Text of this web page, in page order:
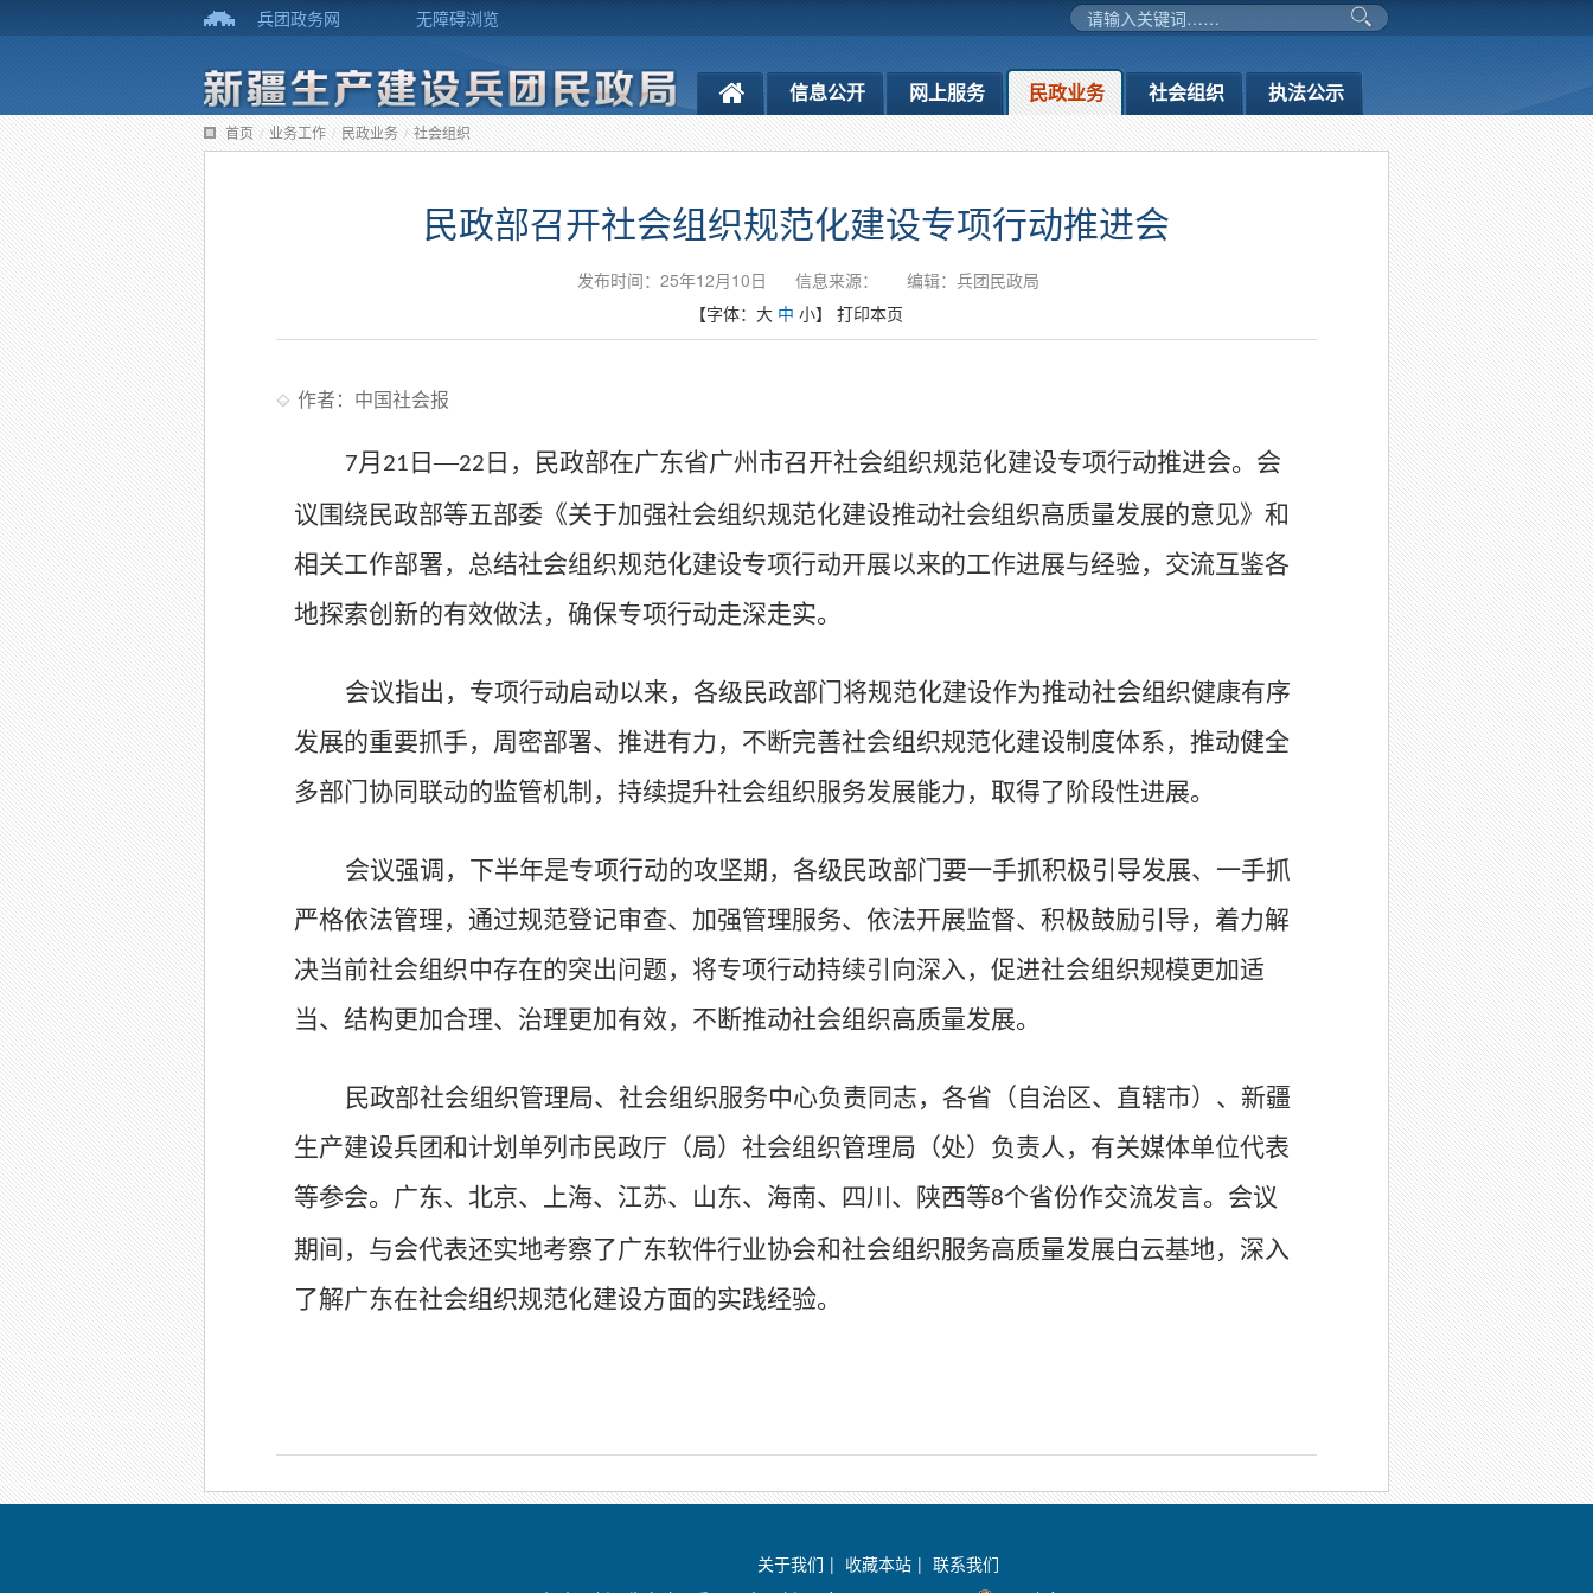
兵团政务网 无障碍浏览
信息公开 网上服务 民政业务 社会组织 执法公示
首页 / 业务工作 / 民政业务 / 社会组织
民政部召开社会组织规范化建设专项行动推进会
发布时间：25年12月10日 信息来源：
编辑：兵团民政局
【字体： 大 中 小】 打印本页
作者：中国社会报
7月 21 日—22 日，民政部在广东省广州市召开社会组织规范化建设专项行动推进会。会
议围绕民政部等五部委《关于加强社会组织规范化建设推动社会组织高质量发展的意见》和
相关工作部署，总结社会组织规范化建设专项行动开展以来的工作进展与经验，交流互鉴各
地探索创新的有效做法，确保专项行动走深走实。
会议指出，专项行动启动以来，各级民政部门将规范化建设作为推动社会组织健康有序
发展的重要抓手，周密部署、推进有力，不断完善社会组织规范化建设制度体系，推动健全
多部门协同联动的监管机制，持续提升社会组织服务发展能力，取得了阶段性进展。
会议强调，下半年是专项行动的攻坚期，各级民政部门要一手抓积极引导发展、一手抓
严格依法管理，通过规范登记审查、加强管理服务、依法开展监督、积极鼓励引导，着力解
决当前社会组织中存在的突出问题，将专项行动持续引向深入，促进社会组织规模更加适
当、结构更加合理、治理更加有效，不断推动社会组织高质量发展。
民政部社会组织管理局、社会组织服务中心负责同志，各省（自治区、直辖市）、新疆
生产建设兵团和计划单列市民政厅（局）社会组织管理局（处）负责人，有关媒体单位代表
等参会。广东、北京、上海、江苏、山东、海南、四川、陕西等8个省份作交流发言。会议
期间，与会代表还实地考察了广东软件行业协会和社会组织服务高质量发展白云基地，深入
了解广东在社会组织规范化建设方面的实践经验。
关于我们 | 收藏本站 | 联系我们